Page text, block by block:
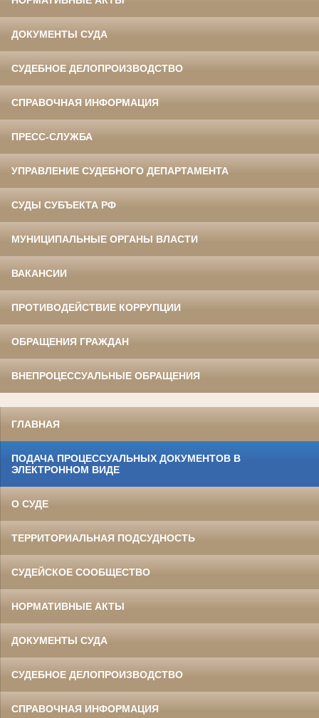
ДОКУМЕНТЫ СУДА
СУДЕБНОЕ ДЕЛОПРОИЗВОДСТВО
СПРАВОЧНАЯ ИНФОРМАЦИЯ
ПРЕСС-СЛУЖБА
УПРАВЛЕНИЕ СУДЕБНОГО ДЕПАРТАМЕНТА
СУДЫ СУБЪЕКТА РФ
МУНИЦИПАЛЬНЫЕ ОРГАНЫ ВЛАСТИ
ВАКАНСИИ
ПРОТИВОДЕЙСТВИЕ КОРРУПЦИИ
ОБРАЩЕНИЯ ГРАЖДАН
ВНЕПРОЦЕССУАЛЬНЫЕ ОБРАЩЕНИЯ
ГЛАВНАЯ
ПОДАЧА ПРОЦЕССУАЛЬНЫХ ДОКУМЕНТОВ В
ЭЛЕКТРОННОМ ВИДЕ
О СУДЕ
ТЕРРИТОРИАЛЬНАЯ ПОДСУДНОСТЬ
СУДЕЙСКОЕ СООБЩЕСТВО
НОРМАТИВНЫЕ АКТЫ
ДОКУМЕНТЫ СУДА
СУДЕБНОЕ ДЕЛОПРОИЗВОДСТВО
СПРАВОЧНАЯ ИНФОРМАЦИЯ